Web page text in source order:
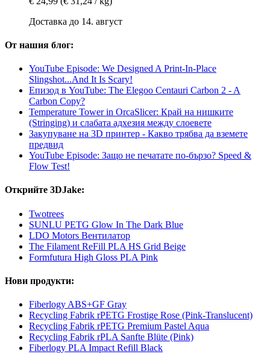
Доставка до 14. август
От нашия блог:
YouTube Episode: We Designed A Print-In-Place
Slingshot...And It Is Scary!
Епизод в YouTube: The Elegoo Centauri Carbon 2 - A
Carbon Copy?
Temperature Tower in OrcaSlicer: Край на нишките
(Stringing) и слабата адхезия между слоевете
Закупуване на 3D принтер - Какво трябва да вземете
предвид
YouTube Episode: Защо не печатате по-бързо? Speed &
Flow Test!
Открийте 3DJake:
Twotrees
SUNLU PETG Glow In The Dark Blue
LDO Motors Вентилатор
The Filament ReFill PLA HS Grid Beige
Formfutura High Gloss PLA Pink
Нови продукти:
Fiberlogy ABS+GF Gray
Recycling Fabrik rPETG Frostige Rose (Pink-Translucent)
Recycling Fabrik rPETG Premium Pastel Aqua
Recycling Fabrik rPLA Sanfte Blüte (Pink)
Fiberlogy PLA Impact Refill Black